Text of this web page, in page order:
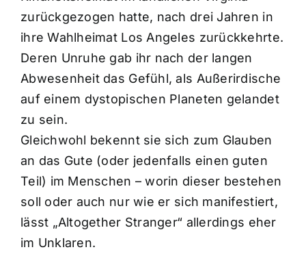
zurückgezogen hatte, nach drei Jahren in
ihre Wahlheimat Los Angeles zurückkehrte.
Deren Unruhe gab ihr nach der langen
Abwesenheit das Gefühl, als Außerirdische
auf einem dystopischen Planeten gelandet
zu sein.
Gleichwohl bekennt sie sich zum Glauben
an das Gute (oder jedenfalls einen guten
Teil) im Menschen – worin dieser bestehen
soll oder auch nur wie er sich manifestiert,
lässt „Altogether Stranger“ allerdings eher
im Unklaren.